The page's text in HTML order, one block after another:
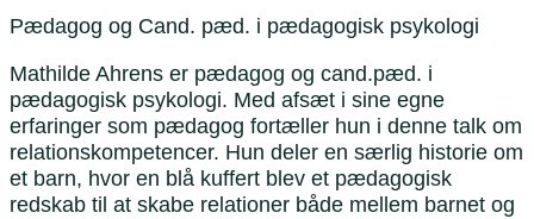
Pædagog og Cand. pæd. i pædagogisk psykologi
Mathilde Ahrens er pædagog og cand.pæd. i
pædagogisk psykologi. Med afsæt i sine egne
erfaringer som pædagog fortæller hun i denne talk om
relationskompetencer. Hun deler en særlig historie om
et barn, hvor en blå kuffert blev et pædagogisk
redskab til at skabe relationer både mellem barnet og